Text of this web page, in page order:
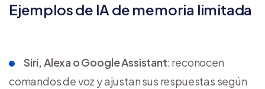
Ejemplos de IA de memoria limitada
Siri, Alexa o Google Assistant: reconocen
comandos de voz y ajustan sus respuestas según